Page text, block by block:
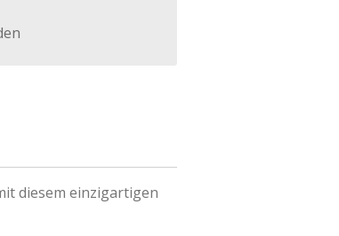
diesem einzigartigen